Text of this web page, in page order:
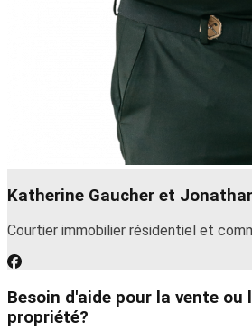
Katherine Gaucher et
Courtier immobilier résidentiel et
Besoin d'aide pour la vente ou
propriété?